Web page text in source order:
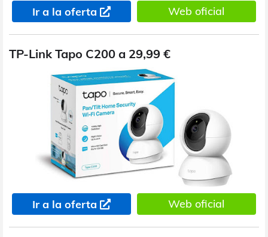
Ir a la oferta Web oficial
TP-Link Tapo C200 a 29,99 €
Ir a la oferta Web oficial